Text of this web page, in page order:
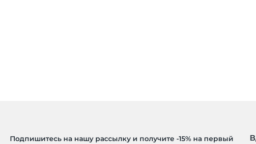
Подпишитесь на нашу рассылку и получите -15% на первый